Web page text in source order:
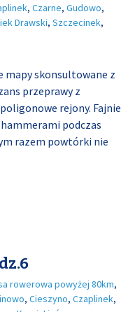
, Czarne, Gudowo,
Drawski, Szczecinek,
mapy skonsultowane z
przeprawy z
rejony. Fajnie
podczas
razem powtórki nie
rowerowa powyżej 80km,
, Cieszyno, Czaplinek,